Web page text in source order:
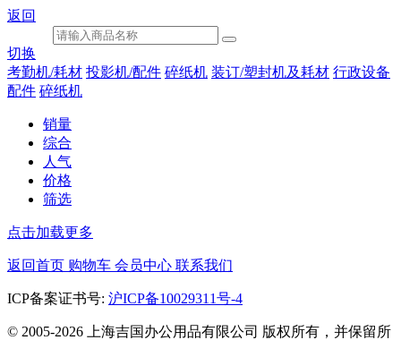
返回
切换
考勤机/耗材 投影机/配件 碎纸机 装订/塑封机及耗材 行政设备
配件 碎纸机
销量
综合
人气
价格
筛选
点击加载更多
返回首页 购物车 会员中心 联系我们
ICP备案证书号: 沪ICP备10029311号-4
© 2005-2026 上海吉国办公用品有限公司 版权所有，并保留所